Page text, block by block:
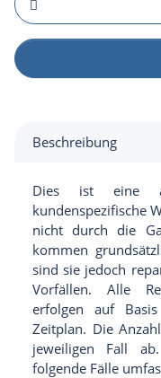
Beschreibung
Dies ist eine
kundenspezifische
nicht durch die
kommen
sind sie jedoch
Vorfällen. Alle
erfolgen aufBasis
Zeitplan. Die
jeweiligen Fall
folgende Fälle